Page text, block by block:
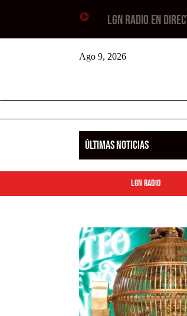
 LGN RADIO EN
Ago 9, 2026
ÚLTIMAS NOTICIAS
LGN Radio